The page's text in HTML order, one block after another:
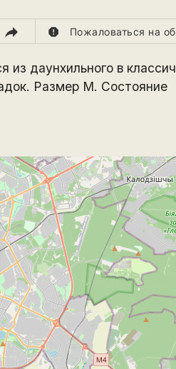
report Пожаловаться на
даунхильного в
Размер М. Состояние